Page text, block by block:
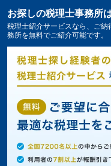
アミューズメント
井県)の税理士・会
お探しの税理士事務所
税理士紹介サービスなら、ご
務所を無料でご紹介可能です。